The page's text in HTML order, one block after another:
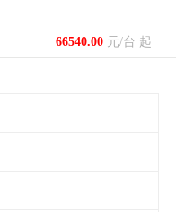
66540.00元/台 起